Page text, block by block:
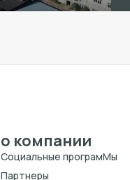
о компании
Cоциальные програмMы
Партнеры